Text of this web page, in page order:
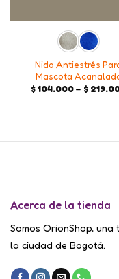
Nido Antiestrés
Mascota
$104.000 – $
Acerca de la tienda
Somos OrionShop,
la ciudad de Bogotá.